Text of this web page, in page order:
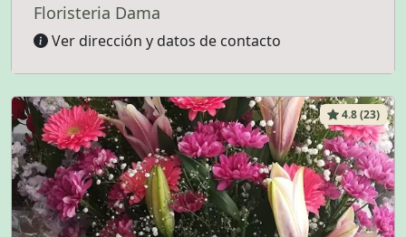
Floristeria Dama
Ver dirección y datos de contacto
4.8 (23)